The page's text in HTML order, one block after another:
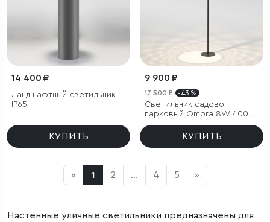
14 400 ₽
Ландшафтный светильник
IP65
КУПИТЬ
9 900 ₽
17 500 ₽ - 43 %
Светильник садово-
парковый Ombra 8W 4000K
черный
КУПИТЬ
« 1 2 ... 4 5 »
Настенные уличные светильники предназначены для